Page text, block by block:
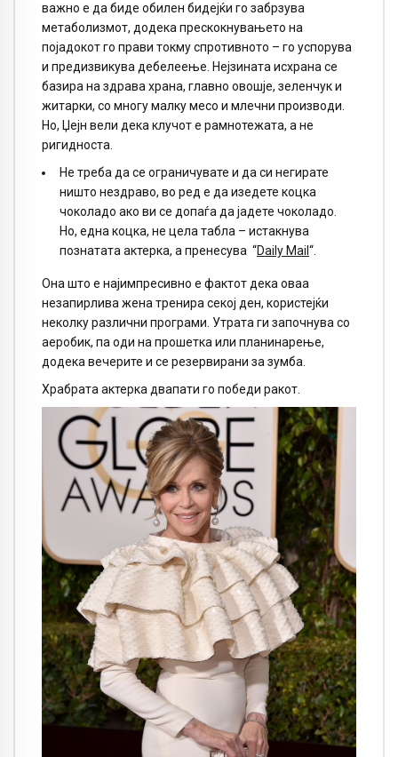
важно е да биде обилен бидејќи го забрзува
метаболизмот, додека прескокнувањето на
појадокот го прави токму спротивното – го успорува
и предизвикува дебелеење. Нејзината исхрана се
базира на здрава храна, главно овошје, зеленчук и
житарки, со многу малку месо и млечни производи.
Но, Џејн вели дека клучот е рамнотежата, а не
ригидноста.
Не треба да се ограничувате и да си негирате
ништо нездраво, во ред е да изедете коцка
чоколадо ако ви се допаѓа да јадете чоколадо.
Но, една коцка, не цела табла – истакнува
познатата актерка, а пренесува “Daily Mail “.
Она што е најимпресивно е фактот дека оваа
незапирлива жена тренира секој ден, користејќи
неколку различни програми. Утрата ги започнува со
аеробик, па оди на прошетка или планинарење,
додека вечерите и се резервирани за зумба.
Храбрата актерка двапати го победи ракот.